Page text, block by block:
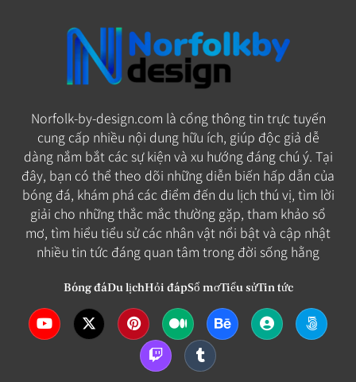
Norfolk-by-design.com là cổng thông tin trực tuyến
cung cấp nhiều nội dung hữu ích, giúp độc giả dễ
dàng nắm bắt các sự kiện và xu hướng đáng chú ý. Tại
đây, bạn có thể theo dõi những diễn biến hấp dẫn của
bóng đá, khám phá các điểm đến du lịch thú vị, tìm lời
giải cho những thắc mắc thường gặp, tham khảo sổ
mơ, tìm hiểu tiểu sử các nhân vật nổi bật và cập nhật
nhiều tin tức đáng quan tâm trong đời sống hằng
Bóng đáDu lịchHỏi đápSổ mơTiểu sửTin tức